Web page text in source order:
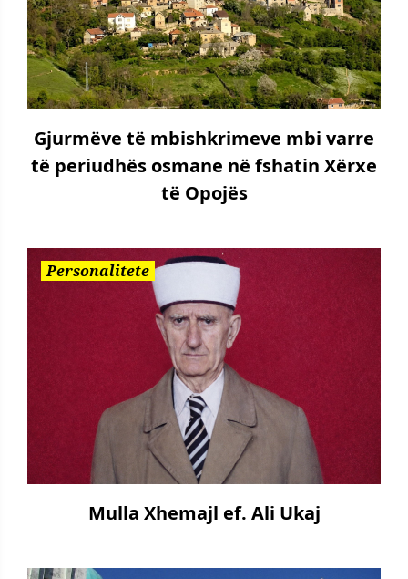
Gjurmëve të mbishkrimeve mbi varre
të periudhës osmane në fshatin Xërxe
të Opojës
Personalitete
Mulla Xhemajl ef. Ali Ukaj